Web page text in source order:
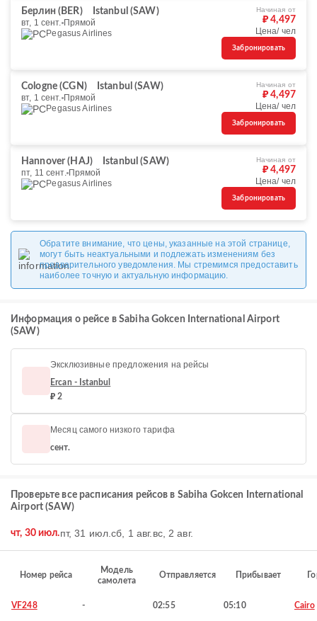
Берлин (BER)
Istanbul (SAW)
вт, 1 сент. Прямой
Pegasus Airlines
Начиная от
₽ 4,497
Цена/ чел
Забронировать
Cologne (CGN)
Istanbul (SAW)
вт, 1 сент. Прямой
Pegasus Airlines
Начиная от
₽ 4,497
Цена/ чел
Забронировать
Hannover (HAJ)
Istanbul (SAW)
пт, 11 сент. Прямой
Pegasus Airlines
Начиная от
₽ 4,497
Цена/ чел
Забронировать
Обратите внимание, что цены, указанные на этой странице,
могут быть неактуальными и подлежать изменениям без
предварительного уведомления. Мы стремимся предоставить
наиболее точную и актуальную информацию.
Информация о рейсе в Sabiha Gokcen International Airport
(SAW)
Эксклюзивные предложения на рейсы
Ercan - Istanbul
₽ 2
Месяц самого низкого тарифа
сент.
Проверьте все расписания рейсов в Sabiha Gokcen International
Airport (SAW)
чт, 30 июл.пт, 31 июл.сб, 1 авг. вс, 2 авг.
Номер рейса
Модель
самолета
Отправляется Прибывает
VF248 - 02:55 05:10 Cairo